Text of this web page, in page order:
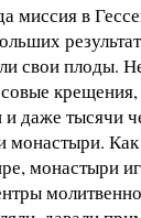
миссия в
свои плоды.
крещения,
и даже тысячи
монастыри.
монастыри